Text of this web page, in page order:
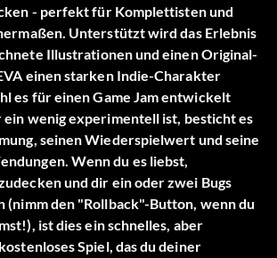
- perfekt für Komplettisten und
Unterstützt wird das Erlebnis
Illustrationen und einen Original-
einen starken Indie-Charakter
es für einen Game Jam entwickelt
wenig experimentell ist, besticht es
seinen Wiederspielwert und seine
Wenn du es liebst,
und dir ein oder zwei Bugs
(nimm den "Rollback"-Button, wenn du
ist dies ein schnelles, aber
Spiel, das du deiner